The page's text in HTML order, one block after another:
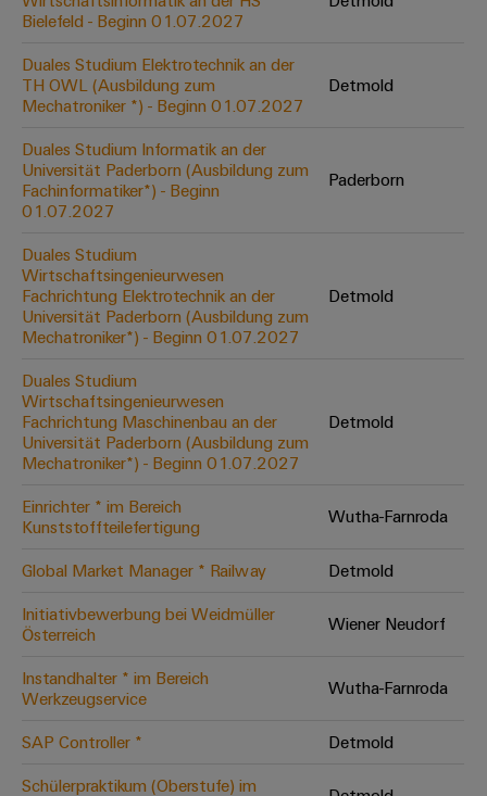
Abwasseraufbereitung
für
die
Wasser-
Abwasserindustrie
Wasserstoff
Wasserstoff
Schlüsseltechnologie
für
die
Energiewende
Effizienter
Betrieb
von
Windparks
Werkzeuge
Automaten
Software
Markierer
Industriedrucker
Cabinet
Infrastructure
Assemblierungsservice
Bestückte
Klemmenleisten
Modifizierte
und
bestückte
Kundenspezifische
Kabelkonfektionierung
Bielefeld - Beginn 01.07.2027
Duales Studium Elektrotechnik an der
TH OWL (Ausbildung zum
Mechatroniker *) - Beginn 01.07.2027
Detmold
Duales Studium Informatik an der
Universität Paderborn (Ausbildung zum
Fachinformatiker*) - Beginn
01.07.2027
Paderborn
Duales Studium
Wirtschaftsingenieurwesen
Fachrichtung Elektrotechnik an der
Universität Paderborn (Ausbildung zum
Mechatroniker*) - Beginn 01.07.2027
Detmold
Duales Studium
Wirtschaftsingenieurwesen
Fachrichtung Maschinenbau an der
Universität Paderborn (Ausbildung zum
Mechatroniker*) - Beginn 01.07.2027
Detmold
Einrichter * im Bereich
Kunststoffteilefertigung
Wutha-Farnroda
Global Market Manager * Railway
Detmold
Initiativbewerbung bei Weidmüller
Österreich
Wiener Neudorf
Instandhalter * im Bereich
Werkzeugservice
Wutha-Farnroda
SAP Controller *
Detmold
Schülerpraktikum (Oberstufe) im